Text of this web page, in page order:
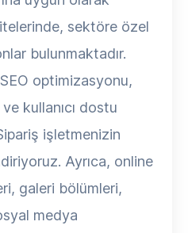
sektöre özel
bulunmaktadır.
optimizasyonu,
kullanıcı dostu
işletmenizin
Ayrıca, online
galeri bölümleri,
medya